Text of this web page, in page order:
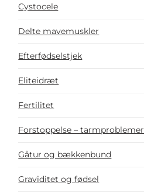
Cystocele
Delte mavemuskler
Efterfødselstjek
Eliteidræt
Fertilitet
Forstoppelse – tarmproblemer
Gåtur og bækkenbund
Graviditet og fødsel